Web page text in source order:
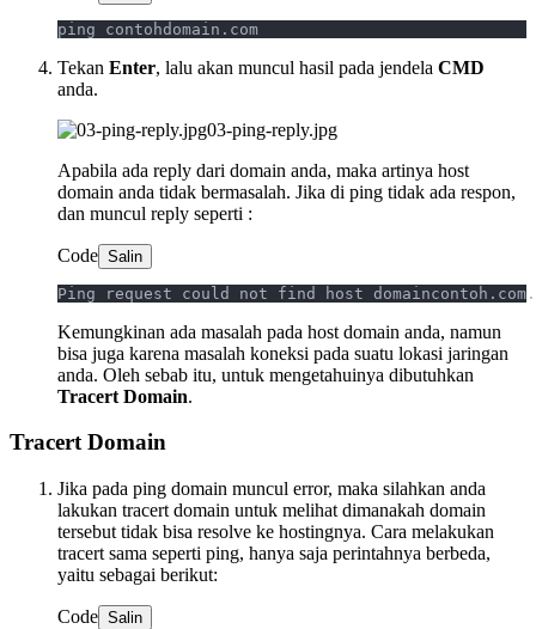
ping contohdomain.com
Tekan Enter, lalu akan muncul hasil pada jendela CMD
anda.
03-ping-reply.jpg
Apabila ada reply dari domain anda, maka artinya host
domain anda tidak bermasalah. Jika di ping tidak ada respon,
dan muncul reply seperti :
Code Salin
Ping request could not find host
Kemungkinan ada masalah pada host domain anda, namun
bisa juga karena masalah koneksi pada suatu lokasi jaringan
anda. Oleh sebab itu, untuk mengetahuinya dibutuhkan
Tracert Domain.
Tracert Domain
Jika pada ping domain muncul error, maka silahkan anda
lakukan tracert domain untuk melihat dimanakah domain
tersebut tidak bisa resolve ke hostingnya. Cara melakukan
tracert sama seperti ping, hanya saja perintahnya berbeda,
yaitu sebagai berikut:
Code Salin